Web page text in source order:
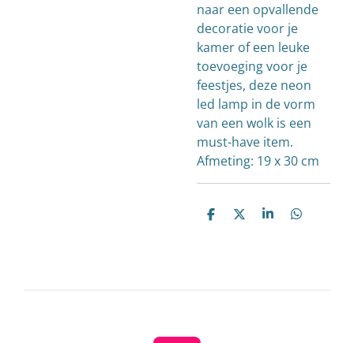
naar een opvallende
decoratie voor je
kamer of een leuke
toevoeging voor je
feestjes, deze neon
led lamp in de vorm
van een wolk is een
must-have item.
Afmeting: 19 x 30 cm
D
D
S
D